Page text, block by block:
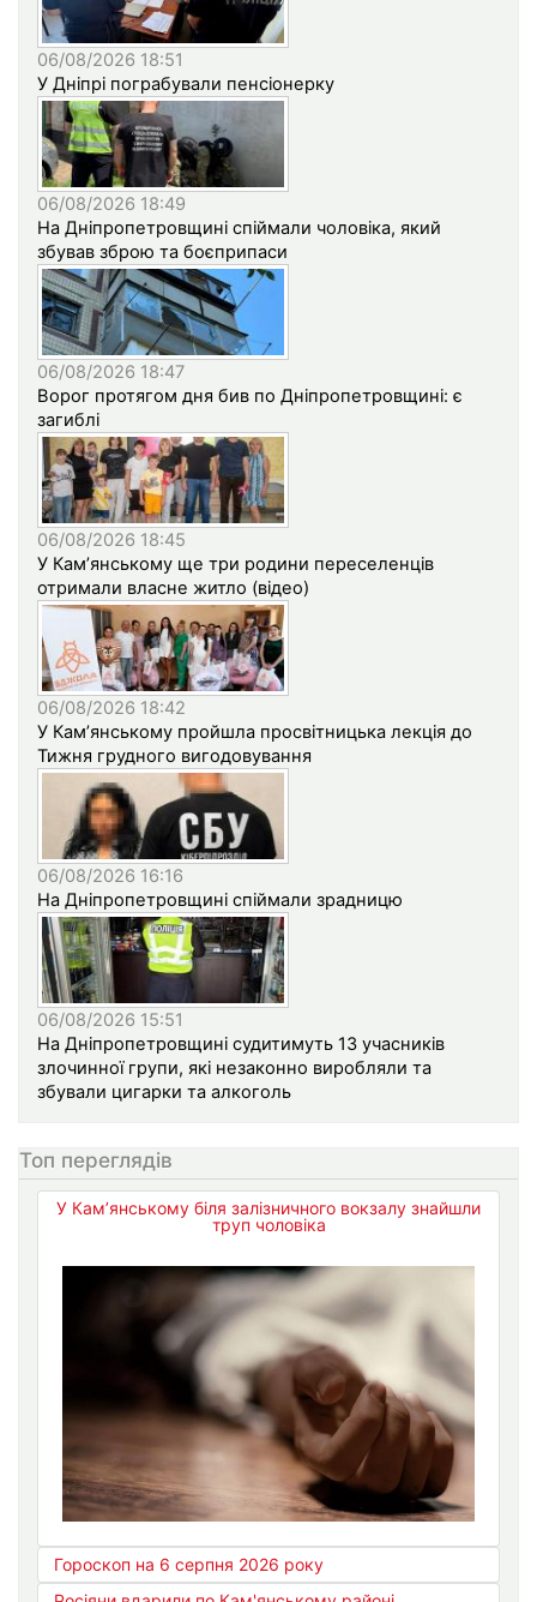
06/08/2026 18:51
У Дніпрі пограбували пенсіонерку
06/08/2026 18:49
На Дніпропетровщині спіймали чоловіка, який
збував зброю та боєприпаси
06/08/2026 18:47
Ворог протягом дня бив по Дніпропетровщині: є
загиблі
06/08/2026 18:45
У Кам’янському ще три родини переселенців
отримали власне житло (відео)
06/08/2026 18:42
У Кам’янському пройшла просвітницька лекція до
Тижня грудного вигодовування
06/08/2026 16:16
На Дніпропетровщині спіймали зрадницю
06/08/2026 15:51
На Дніпропетровщині судитимуть 13 учасників
злочинної групи, які незаконно виробляли та
збували цигарки та алкоголь
Топ переглядів
У Кам’янському біля залізничного вокзалу знайшли
труп чоловіка
Гороскоп на 6 серпня 2026 року